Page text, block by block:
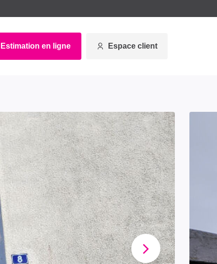
Estimation en ligne Espace client